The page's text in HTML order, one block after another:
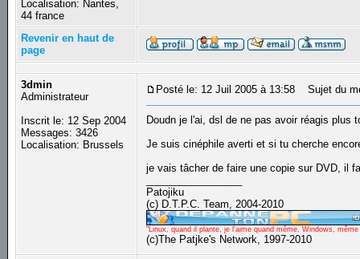
Localisation: Nantes,
44 france
Revenir en haut de
page
3dmin
Administrateur
Inscrit le: 12 Sep 2004
Messages: 3426
Localisation: Brussels
Posté le: 12 Juil 2005 à 13:58 Sujet du
Doudn je l'ai, dsl de ne pas avoir réagis plus
Je suis cinéphile averti et si tu cherche
je vais tâcher de faire une copie sur DVD, il
Patojiku
(c) D.T.P.C. Team, 2004-2010
"Linux, quand il plante, je l'aime quand même, Windows,
(c)The Patjke's Network, 1997-2010